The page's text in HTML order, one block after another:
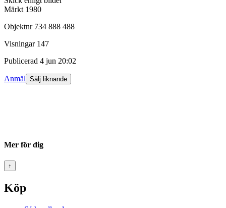
Märkt 1980
Objektnr 734 888 488
Visningar 147
Publicerad 4 jun 20:02
Anmäl Sälj liknande
Mer för dig
↑
Köp